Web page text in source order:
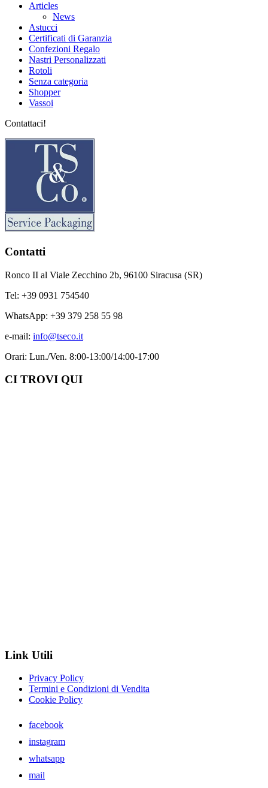
Articles
News
Astucci
Certificati di Garanzia
Confezioni Regalo
Nastri Personalizzati
Rotoli
Senza categoria
Shopper
Vassoi
Contattaci!
Contatti
Ronco II al Viale Zecchino 2b, 96100 Siracusa (SR)
Tel: +39 0931 754540
WhatsApp: +39 379 258 55 98
e-mail: info@tseco.it
Orari: Lun./Ven. 8:00-13:00/14:00-17:00
CI TROVI QUI
Link Utili
Privacy Policy
Termini e Condizioni di Vendita
Cookie Policy
facebook
instagram
whatsapp
mail